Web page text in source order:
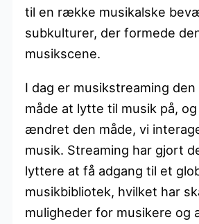
til en række musikalske
subkulturer, der formede
musikscene.
I dag er musikstreaming
måde at lytte til musik på,
ændret den måde, vi
musik. Streaming har gjort
lyttere at få adgang til et
musikbibliotek, hvilket har
muligheder for musikere og